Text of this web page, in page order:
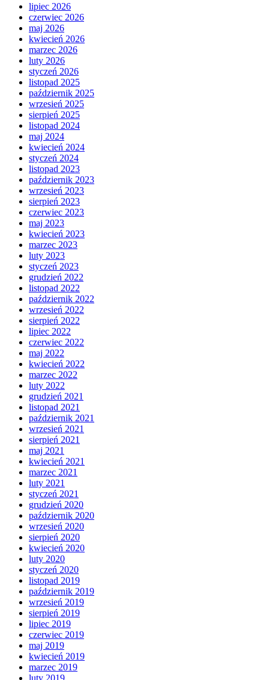
lipiec 2026
czerwiec 2026
maj 2026
kwiecień 2026
marzec 2026
luty 2026
styczeń 2026
listopad 2025
październik 2025
wrzesień 2025
sierpień 2025
listopad 2024
maj 2024
kwiecień 2024
styczeń 2024
listopad 2023
październik 2023
wrzesień 2023
sierpień 2023
czerwiec 2023
maj 2023
kwiecień 2023
marzec 2023
luty 2023
styczeń 2023
grudzień 2022
listopad 2022
październik 2022
wrzesień 2022
sierpień 2022
lipiec 2022
czerwiec 2022
maj 2022
kwiecień 2022
marzec 2022
luty 2022
grudzień 2021
listopad 2021
październik 2021
wrzesień 2021
sierpień 2021
maj 2021
kwiecień 2021
marzec 2021
luty 2021
styczeń 2021
grudzień 2020
październik 2020
wrzesień 2020
sierpień 2020
kwiecień 2020
luty 2020
styczeń 2020
listopad 2019
październik 2019
wrzesień 2019
sierpień 2019
lipiec 2019
czerwiec 2019
maj 2019
kwiecień 2019
marzec 2019
luty 2019